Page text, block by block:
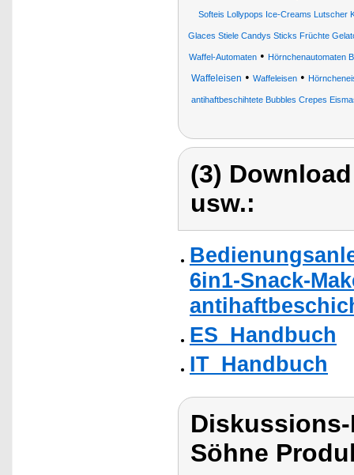
Softeis Lollypops Ice-Creams Lutscher
Glaces Stiele Candys Sticks Früchte
Waffel-Automaten • Hörnchenautomaten
Waffeleisen • Waffeleisen•
antihaftbeschihtete Bubbles Crepes
(3)
usw.:
6in1-Snack-
ES_Handbuch
IT_Handbuch
Söhne